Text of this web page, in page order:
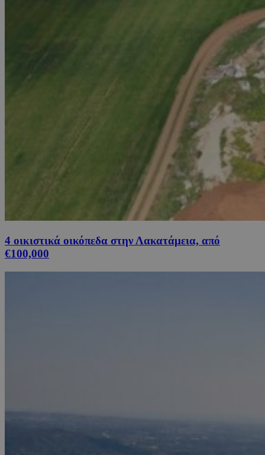
4 οικιστικά οικόπεδα στην Λακατάμεια, από
€100,000